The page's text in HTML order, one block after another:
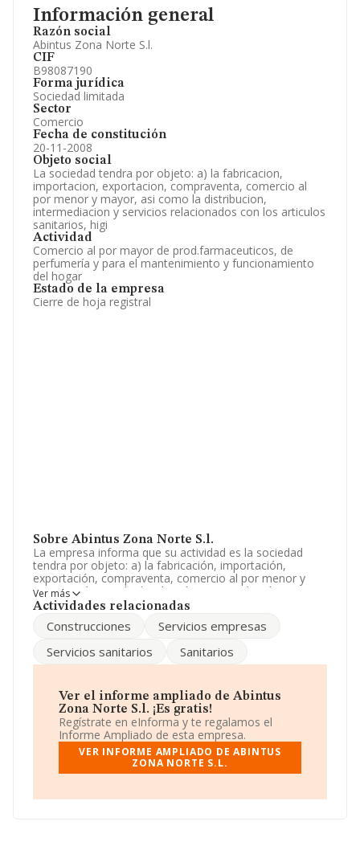
Información general
Razón social
Abintus Zona Norte S.l.
CIF
B98087190
Forma jurídica
Sociedad limitada
Sector
Comercio
Fecha de constitución
20-11-2008
Objeto social
La sociedad tendra por objeto: a) la fabricacion,
importacion, exportacion, compraventa, comercio al
por menor y mayor, asi como la distribucion,
intermediacion y servicios relacionados con los articulos
sanitarios, higi
Actividad
Comercio al por mayor de prod.farmaceuticos, de
perfumería y para el mantenimiento y funcionamiento
del hogar
Estado de la empresa
Cierre de hoja registral
Sobre Abintus Zona Norte S.l.
La empresa informa que su actividad es la sociedad
tendra por objeto: a) la fabricación, importación,
exportación, compraventa, comercio al por menor y
mayor, así como la distribución, intermediación y
servicios relacionados con los artículos sanitarios, higi.
Sociedad Limitada. Clasifica su actividad CNAE como
código 4646. La compañía no tiene actividad en
mercados exteriores.
La empresa española Abintus Zona Norte S.L
B98087190, tiene su domicilio social establecido en
Calle Blasco Ibañez núm. 9, (12540), Vila-real, Castellón,
Comunidad Valenciana.
En relación con el sector y disponiendo de los datos de
hasta 7.469 empresas, en el ámbito nacional la
y la media entre todas las compañías es de 6 millones
Ver más
Actividades relacionadas
Construcciones
Servicios empresas
Servicios sanitarios
Sanitarios
Ver el informe ampliado de Abintus
Zona Norte S.l. ¡Es gratis!
Regístrate en eInforma y te regalamos el
Informe Ampliado de esta empresa.
VER INFORME AMPLIADO DE ABINTUS
ZONA NORTE S.L.
Información oficial y registral complementaria.